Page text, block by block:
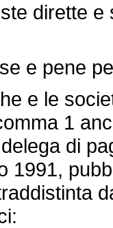
dirette e
e pene
e le
1
di
1991,